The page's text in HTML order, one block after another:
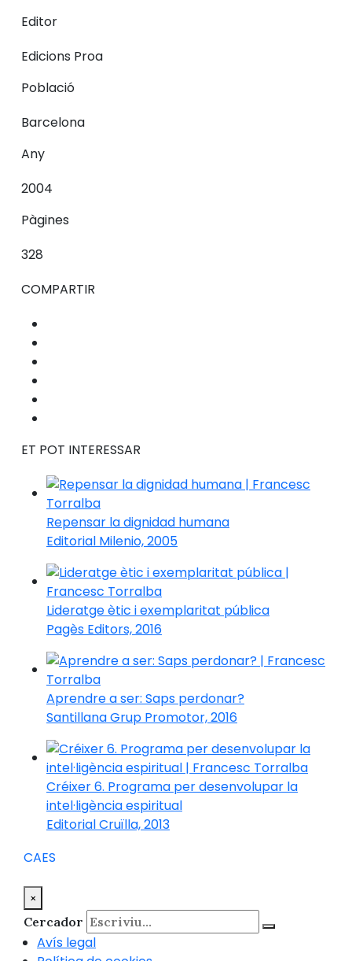
Editor
Edicions Proa
Població
Barcelona
Any
2004
Pàgines
328
COMPARTIR
ET POT INTERESSAR
Repensar la dignidad humana
Editorial Milenio, 2005
Lideratge ètic i exemplaritat pública
Pagès Editors, 2016
Aprendre a ser: Saps perdonar?
Santillana Grup Promotor, 2016
Créixer 6. Programa per desenvolupar la
intel·ligència espiritual
Editorial Cruïlla, 2013
CAES
×
Cercador
Avís legal